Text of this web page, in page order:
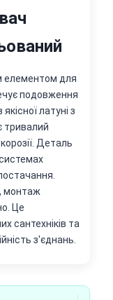
елементом для
подовження
латуні з
тривалий
Деталь
монтаж
Це
сантехніків та
з'єднань.